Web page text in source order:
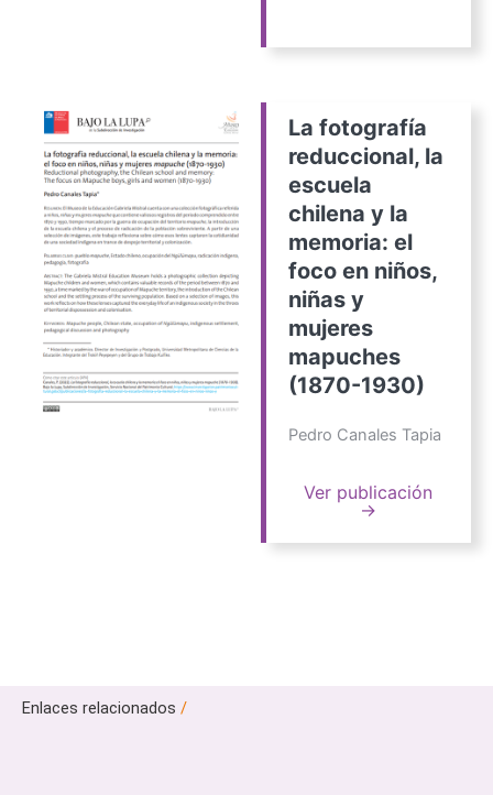
La fotografía
reduccional, la
escuela
chilena y la
memoria: el
foco en niños,
niñas y
mujeres
mapuches
(1870-1930)
Pedro Canales Tapia
Ver publicación
→
Enlaces relacionados /